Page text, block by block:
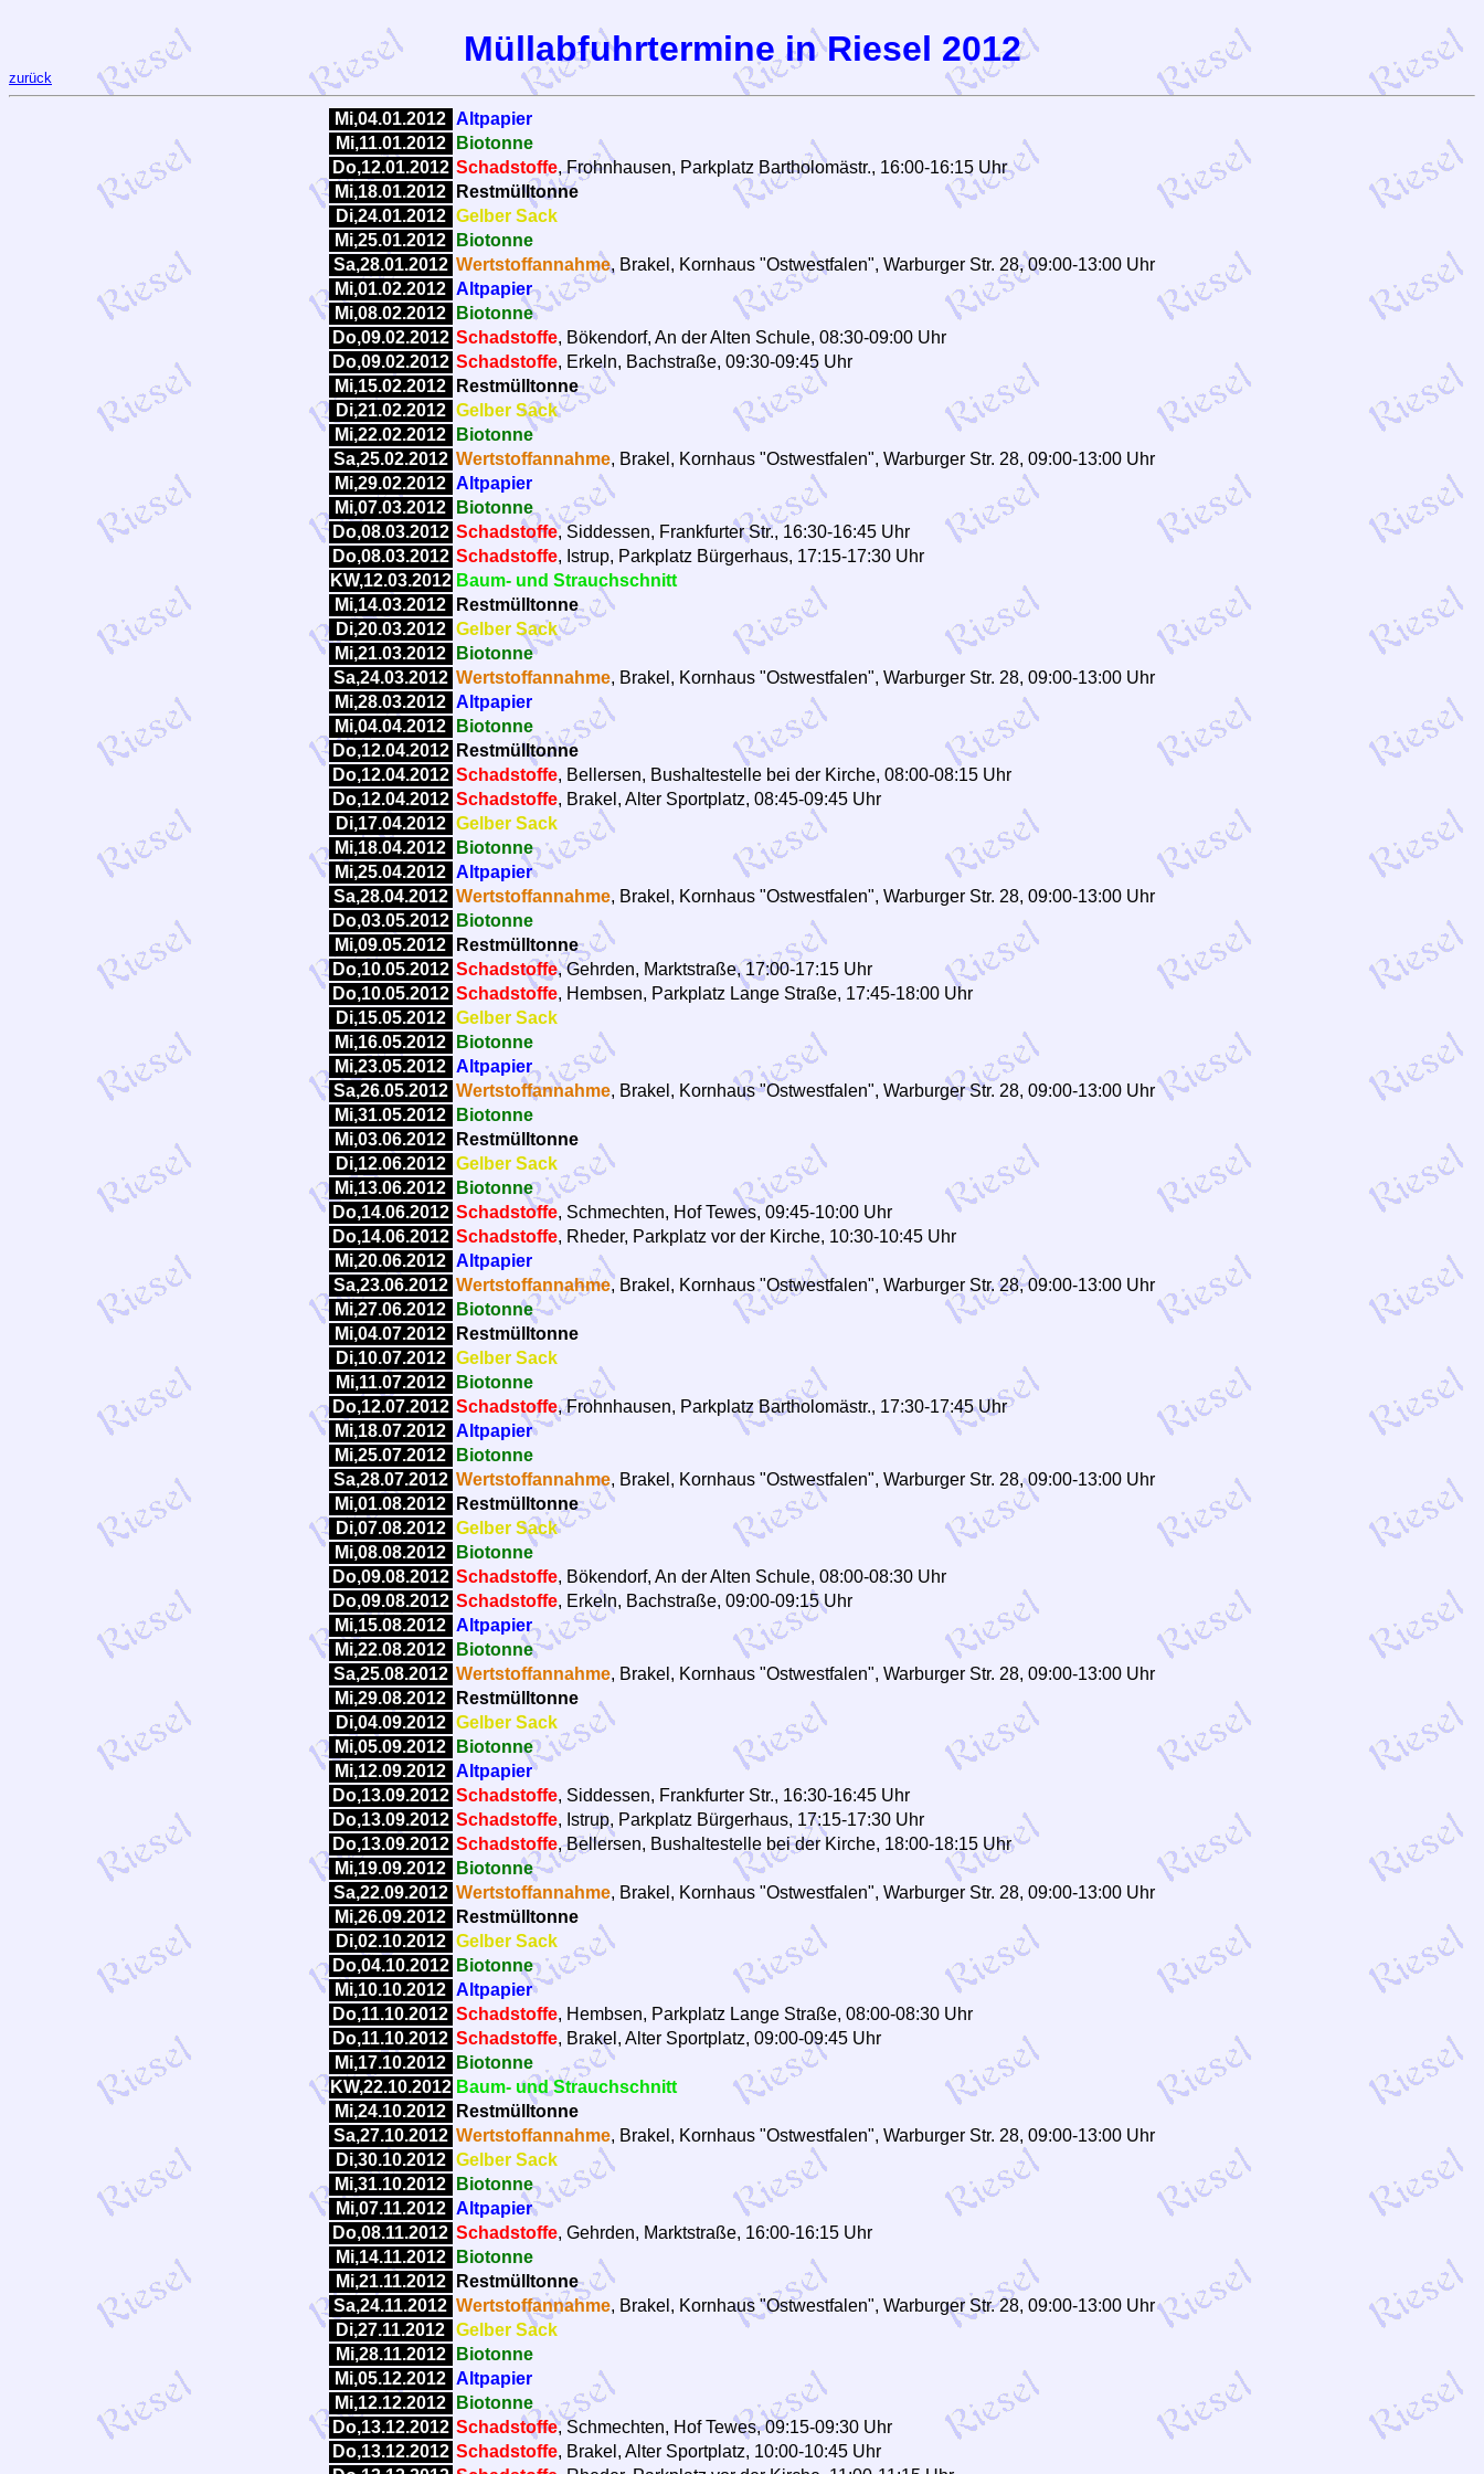
Müllabfuhrtermine in Riesel 2012
zurück
Mi,04.01.2012 Altpapier
Mi,11.01.2012
Biotonne
Do,12.01.2012 Schadstoffe, Frohnhausen, Parkplatz Bartholomästr., 16:00-16:15 Uhr
Mi,18.01.2012
Restmülltonne
Di,24.01.2012 Gelber Sack
Mi,25.01.2012
Biotonne
Sa,28.01.2012 Wertstoffannahme, Brakel, Kornhaus "Ostwestfalen", Warburger Str. 28, 09:00-13:00 Uhr
Mi,01.02.2012 Altpapier
Mi,08.02.2012
Biotonne
Do,09.02.2012 Schadstoffe, Bökendorf, An der Alten Schule, 08:30-09:00 Uhr
Do,09.02.2012 Schadstoffe, Erkeln, Bachstraße, 09:30-09:45 Uhr
Mi,15.02.2012
Restmülltonne
Di,21.02.2012 Gelber Sack
Mi,22.02.2012
Biotonne
Sa,25.02.2012 Wertstoffannahme, Brakel, Kornhaus "Ostwestfalen", Warburger Str. 28, 09:00-13:00 Uhr
Mi,29.02.2012 Altpapier
Mi,07.03.2012
Biotonne
Do,08.03.2012 Schadstoffe, Siddessen, Frankfurter Str., 16:30-16:45 Uhr
Do,08.03.2012 Schadstoffe, Istrup, Parkplatz Bürgerhaus, 17:15-17:30 Uhr
KW,12.03.2012 Baum- und Strauchschnitt
Mi,14.03.2012
Restmülltonne
Di,20.03.2012 Gelber Sack
Mi,21.03.2012
Biotonne
Sa,24.03.2012 Wertstoffannahme, Brakel, Kornhaus "Ostwestfalen", Warburger Str. 28, 09:00-13:00 Uhr
Mi,28.03.2012 Altpapier
Mi,04.04.2012
Biotonne
Do,12.04.2012 Restmülltonne
Do,12.04.2012 Schadstoffe, Bellersen, Bushaltestelle bei der Kirche, 08:00-08:15 Uhr
Do,12.04.2012 Schadstoffe, Brakel, Alter Sportplatz, 08:45-09:45 Uhr
Di,17.04.2012 Gelber Sack
Mi,18.04.2012
Biotonne
Mi,25.04.2012 Altpapier
Sa,28.04.2012 Wertstoffannahme, Brakel, Kornhaus "Ostwestfalen", Warburger Str. 28, 09:00-13:00 Uhr
Do,03.05.2012 Biotonne
Mi,09.05.2012
Restmülltonne
Do,10.05.2012 Schadstoffe, Gehrden, Marktstraße, 17:00-17:15 Uhr
Do,10.05.2012 Schadstoffe, Hembsen, Parkplatz Lange Straße, 17:45-18:00 Uhr
Di,15.05.2012 Gelber Sack
Mi,16.05.2012
Biotonne
Mi,23.05.2012 Altpapier
Sa,26.05.2012 Wertstoffannahme, Brakel, Kornhaus "Ostwestfalen", Warburger Str. 28, 09:00-13:00 Uhr
Mi,31.05.2012
Biotonne
Mi,03.06.2012
Restmülltonne
Di,12.06.2012 Gelber Sack
Mi,13.06.2012
Biotonne
Do,14.06.2012 Schadstoffe, Schmechten, Hof Tewes, 09:45-10:00 Uhr
Do,14.06.2012 Schadstoffe, Rheder, Parkplatz vor der Kirche, 10:30-10:45 Uhr
Mi,20.06.2012 Altpapier
Sa,23.06.2012 Wertstoffannahme, Brakel, Kornhaus "Ostwestfalen", Warburger Str. 28, 09:00-13:00 Uhr
Mi,27.06.2012
Biotonne
Mi,04.07.2012
Restmülltonne
Di,10.07.2012 Gelber Sack
Mi,11.07.2012
Biotonne
Do,12.07.2012 Schadstoffe, Frohnhausen, Parkplatz Bartholomästr., 17:30-17:45 Uhr
Mi,18.07.2012 Altpapier
Mi,25.07.2012
Biotonne
Sa,28.07.2012 Wertstoffannahme, Brakel, Kornhaus "Ostwestfalen", Warburger Str. 28, 09:00-13:00 Uhr
Mi,01.08.2012
Restmülltonne
Di,07.08.2012 Gelber Sack
Mi,08.08.2012
Biotonne
Do,09.08.2012 Schadstoffe, Bökendorf, An der Alten Schule, 08:00-08:30 Uhr
Do,09.08.2012 Schadstoffe, Erkeln, Bachstraße, 09:00-09:15 Uhr
Mi,15.08.2012 Altpapier
Mi,22.08.2012
Biotonne
Sa,25.08.2012 Wertstoffannahme, Brakel, Kornhaus "Ostwestfalen", Warburger Str. 28, 09:00-13:00 Uhr
Mi,29.08.2012
Restmülltonne
Di,04.09.2012 Gelber Sack
Mi,05.09.2012
Biotonne
Mi,12.09.2012 Altpapier
Do,13.09.2012 Schadstoffe, Siddessen, Frankfurter Str., 16:30-16:45 Uhr
Do,13.09.2012 Schadstoffe, Istrup, Parkplatz Bürgerhaus, 17:15-17:30 Uhr
Do,13.09.2012 Schadstoffe, Bellersen, Bushaltestelle bei der Kirche, 18:00-18:15 Uhr
Mi,19.09.2012
Biotonne
Sa,22.09.2012 Wertstoffannahme, Brakel, Kornhaus "Ostwestfalen", Warburger Str. 28, 09:00-13:00 Uhr
Mi,26.09.2012
Restmülltonne
Di,02.10.2012 Gelber Sack
Do,04.10.2012 Biotonne
Mi,10.10.2012 Altpapier
Do,11.10.2012 Schadstoffe, Hembsen, Parkplatz Lange Straße, 08:00-08:30 Uhr
Do,11.10.2012 Schadstoffe, Brakel, Alter Sportplatz, 09:00-09:45 Uhr
Mi,17.10.2012
Biotonne
KW,22.10.2012 Baum- und Strauchschnitt
Mi,24.10.2012
Restmülltonne
Sa,27.10.2012 Wertstoffannahme, Brakel, Kornhaus "Ostwestfalen", Warburger Str. 28, 09:00-13:00 Uhr
Di,30.10.2012 Gelber Sack
Mi,31.10.2012
Biotonne
Mi,07.11.2012 Altpapier
Do,08.11.2012 Schadstoffe, Gehrden, Marktstraße, 16:00-16:15 Uhr
Mi,14.11.2012
Biotonne
Mi,21.11.2012
Restmülltonne
Sa,24.11.2012 Wertstoffannahme, Brakel, Kornhaus "Ostwestfalen", Warburger Str. 28, 09:00-13:00 Uhr
Di,27.11.2012 Gelber Sack
Mi,28.11.2012
Biotonne
Mi,05.12.2012 Altpapier
Mi,12.12.2012
Biotonne
Do,13.12.2012 Schadstoffe, Schmechten, Hof Tewes, 09:15-09:30 Uhr
Do,13.12.2012 Schadstoffe, Brakel, Alter Sportplatz, 10:00-10:45 Uhr